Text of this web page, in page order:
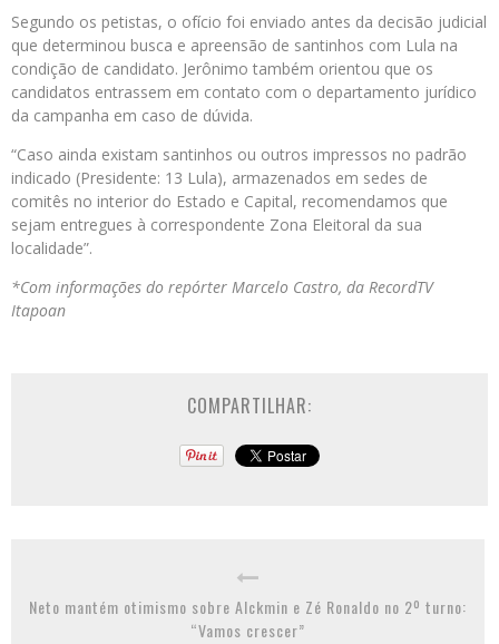
Segundo os petistas, o ofício foi enviado antes da decisão judicial
que determinou busca e apreensão de santinhos com Lula na
condição de candidato. Jerônimo também orientou que os
candidatos entrassem em contato com o departamento jurídico
da campanha em caso de dúvida.
“Caso ainda existam santinhos ou outros impressos no padrão
indicado (Presidente: 13 Lula), armazenados em sedes de
comitês no interior do Estado e Capital, recomendamos que
sejam entregues à correspondente Zona Eleitoral da sua
localidade”.
*Com informações do repórter Marcelo Castro, da RecordTV
Itapoan
COMPARTILHAR:
Neto mantém otimismo sobre Alckmin e Zé Ronaldo no 2º turno:
“Vamos crescer”